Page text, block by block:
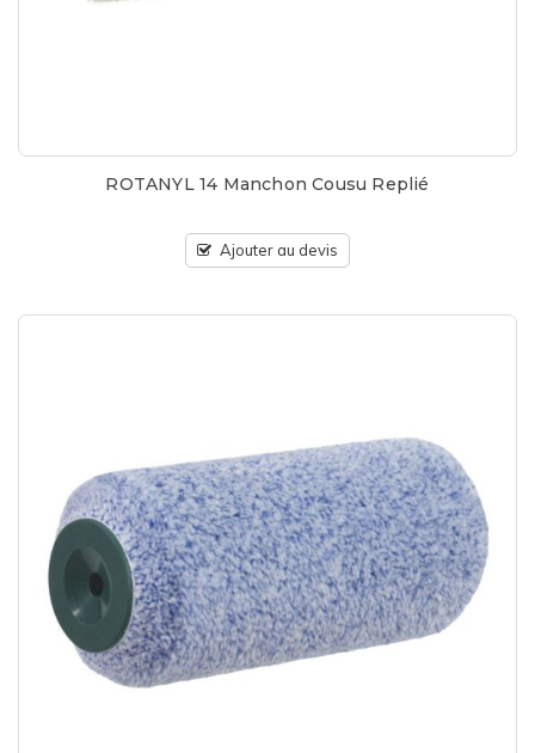
ROTANYL 14 Manchon Cousu Replié
Ajouter au devis